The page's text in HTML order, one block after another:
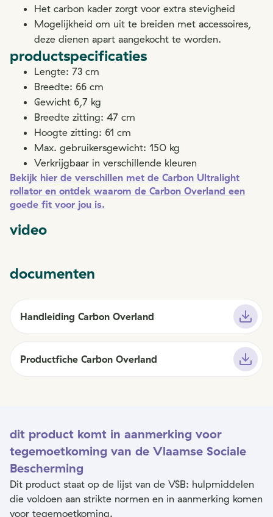
Het carbon kader zorgt voor extra stevigheid
Mogelijkheid om uit te breiden met accessoires,
deze dienen apart aangekocht te worden.
productspecificaties
Lengte: 73 cm
Breedte: 66 cm
Gewicht 6,7 kg
Breedte zitting: 47 cm
Hoogte zitting: 61 cm
Max. gebruikersgewicht: 150 kg
Verkrijgbaar in verschillende kleuren
Bekijk hier de verschillen met de Carbon Ultralight
rollator en ontdek waarom de Carbon Overland een
goede fit voor jou is.
video
documenten
Handleiding Carbon Overland
Productfiche Carbon Overland
dit product komt in aanmerking voor
tegemoetkoming van de Vlaamse Sociale
Bescherming
Dit product staat op de lijst van de VSB: hulpmiddelen
die voldoen aan strikte normen en in aanmerking komen
voor tegemoetkoming.